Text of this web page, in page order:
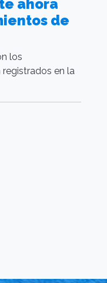
ahora
de
los
en la